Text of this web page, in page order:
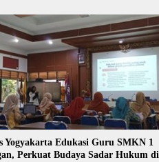
Yogyakarta Edukasi Guru SMKN 1
Perkuat Budaya Sadar Hukum di